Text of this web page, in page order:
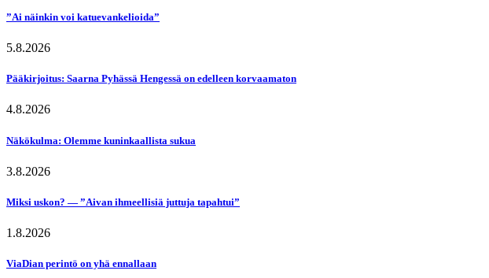
”Ai näinkin voi katuevankelioida”
5.8.2026
Pääkirjoitus: Saarna Pyhässä Hengessä on edelleen korvaamaton
4.8.2026
Näkökulma: Olemme kuninkaallista sukua
3.8.2026
Miksi uskon? — ”Aivan ihmeellisiä juttuja tapahtui”
1.8.2026
ViaDian perintö on yhä ennallaan